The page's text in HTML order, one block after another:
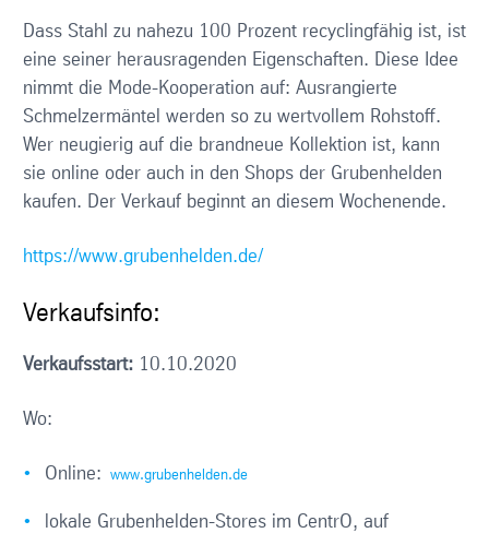
Dass Stahl zu nahezu 100 Prozent recyclingfähig ist, ist
eine seiner herausragenden Eigenschaften. Diese Idee
nimmt die Mode-Kooperation auf: Ausrangierte
Schmelzermäntel werden so zu wertvollem Rohstoff.
Wer neugierig auf die brandneue Kollektion ist, kann
sie online oder auch in den Shops der Grubenhelden
kaufen. Der Verkauf beginnt an diesem Wochenende.
https://www.grubenhelden.de/
Verkaufsinfo:
Verkaufsstart:10.10.2020
Wo:
Online: www.grubenhelden.de
lokale Grubenhelden-Stores im CentrO, auf